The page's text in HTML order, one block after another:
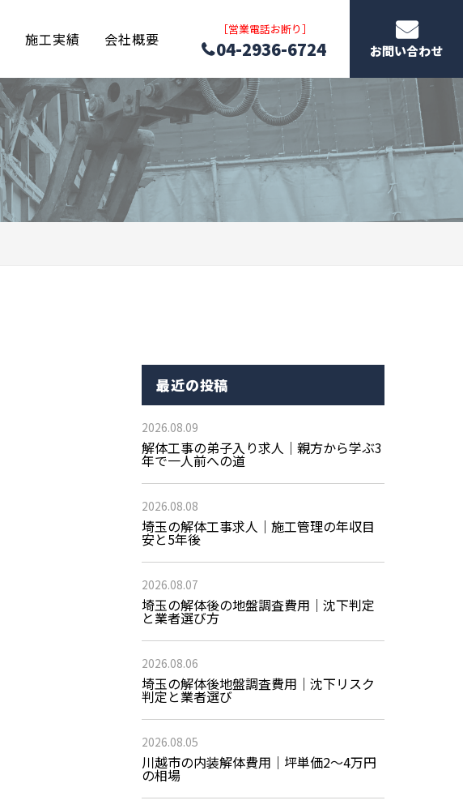
施工実績 会社概要 ［営業電話お断り］
04-2936-6724 お問い合わせ
最近の投稿
2026.08.09
解体工事の弟子入り求人｜親方から学ぶ3
年で一人前への道
2026.08.08
埼玉の解体工事求人｜施工管理の年収目
安と5年後
2026.08.07
埼玉の解体後の地盤調査費用｜沈下判定
と業者選び方
2026.08.06
埼玉の解体後地盤調査費用｜沈下リスク
判定と業者選び
2026.08.05
川越市の内装解体費用｜坪単価2〜4万円
の相場